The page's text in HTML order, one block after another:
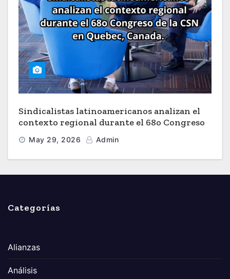
Sindicalistas latinoamericanos analizan el
contexto regional durante el 68o Congreso
de la CSN en Quebec, Canada.
May 29, 2026 Admin
Categorías
Alianzas
Análisis